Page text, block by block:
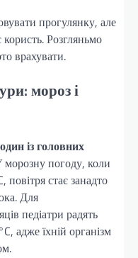
прогулянку, але
Розгляньмо
врахувати.
мороз і
із головних
морозну погоду, коли
стає занадто
Для
педіатри радять
адже їхній організм